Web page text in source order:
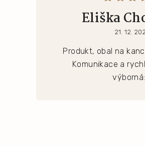
Eliška
21. 12.
Produkt, obal na
Komunikace a